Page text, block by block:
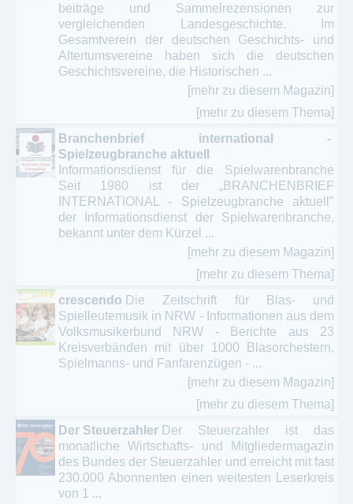
beiträge und Sammelrezensionen zur
vergleichenden Landesgeschichte. Im
Gesamtverein der deutschen Geschichts- und
Altertumsvereine haben sich die deutschen
Geschichtsvereine, die Historischen ...
[mehr zu diesem Magazin]
[mehr zu diesem Thema]
Branchenbrief international -
Spielzeugbranche aktuell
Informationsdienst für die Spielwarenbranche
Seit 1980 ist der „BRANCHENBRIEF
INTERNATIONAL - Spielzeugbranche aktuell"
der Informationsdienst der Spielwarenbranche,
bekannt unter dem Kürzel ...
[mehr zu diesem Magazin]
[mehr zu diesem Thema]
crescendo Die Zeitschrift für Blas- und
Spielleutemusik in NRW - Informationen aus dem
Volksmusikerbund NRW - Berichte aus 23
Kreisverbänden mit über 1000 Blasorchestern,
Spielmanns- und Fanfarenzügen - ...
[mehr zu diesem Magazin]
[mehr zu diesem Thema]
Der Steuerzahler Der Steuerzahler ist das
monatliche Wirtschafts- und Mitgliedermagazin
des Bundes der Steuerzahler und erreicht mit fast
230.000 Abonnenten einen weitesten Leserkreis
von 1 ...